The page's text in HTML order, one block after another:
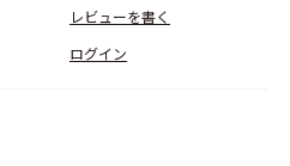
レビューを書く
ログイン